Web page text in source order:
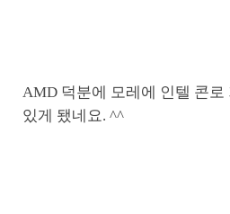
AMD 덕분에 모레에 인텔 콘로
있게 됐네요. ^^